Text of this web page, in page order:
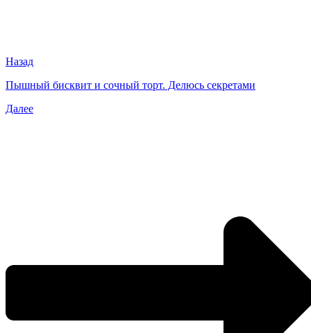
Назад
Пышный бисквит и сочный торт. Делюсь секретами
Далее